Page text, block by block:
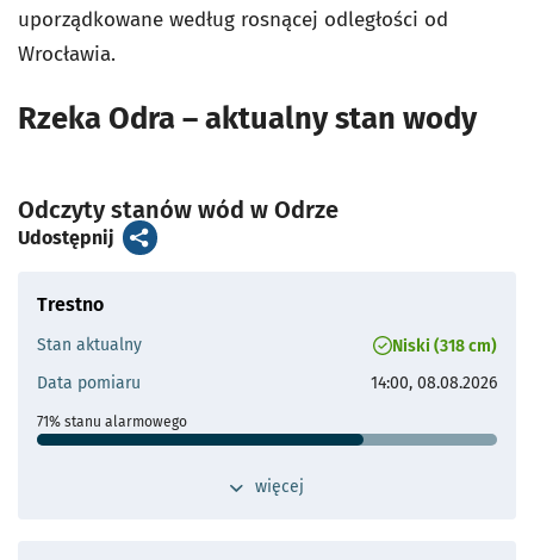
uporządkowane według rosnącej odległości od
Wrocławia.
Rzeka Odra – aktualny stan wody
Odczyty stanów wód w Odrze
Udostępnij artykuł
Trestno
Stan aktualny
Niski (318 cm)
Data pomiaru
14:00, 08.08.2026
71% stanu alarmowego
przełącz widok dodatkowych
więcej